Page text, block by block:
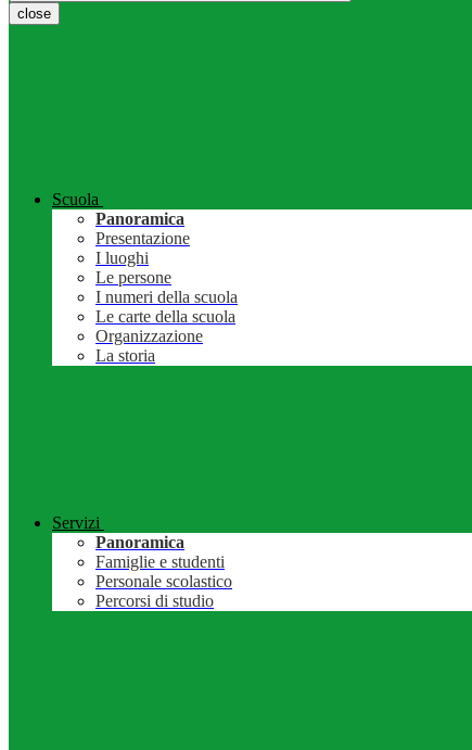
close
Scuola
Panoramica
Presentazione
I luoghi
Le persone
I numeri della scuola
Le carte della scuola
Organizzazione
La storia
Servizi
Panoramica
Famiglie e studenti
Personale scolastico
Percorsi di studio